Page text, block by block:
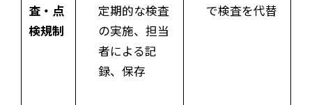
査・点
検規制
定期的な検査
の実施、担当
者による記
録、保存
で検査を代替